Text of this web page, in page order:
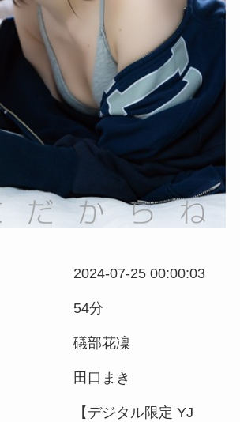
2024-07-25 00:00:03
54分
礒部花凜
田口まき
【デジタル限定 YJ